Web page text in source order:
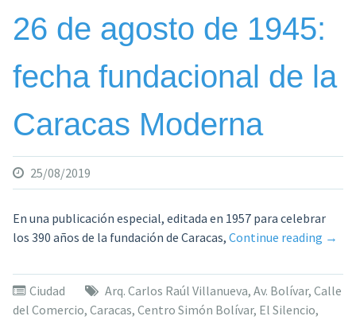
26 de agosto de 1945:
fecha fundacional de la
Caracas Moderna
25/08/2019
En una publicación especial, editada en 1957 para celebrar
los 390 años de la fundación de Caracas, Continue reading «26
de
→
Ciudad Arq. Carlos Raúl Villanueva, Av. Bolívar, Calle
del Comercio, Caracas, Centro Simón Bolívar, El Silencio,